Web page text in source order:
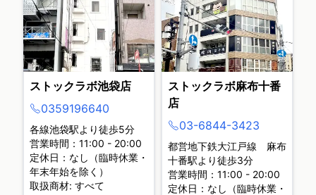
ストックラボ池袋店
0359196640
各線池袋駅より徒歩5分
営業時間：11:00 - 20:00
定休日：なし（臨時休業・
年末年始を除く）
取扱商材: すべて
ストックラボ麻布十番
店
03-6844-3423
都営地下鉄大江戸線 麻布
十番駅より徒歩3分
営業時間：11:00 - 20:00
定休日：なし（臨時休業・